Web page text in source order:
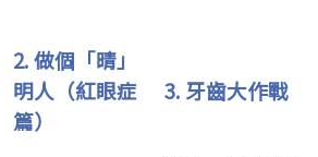
2.做個「晴」
明人（紅眼症
篇）
3. 牙齒大作戰